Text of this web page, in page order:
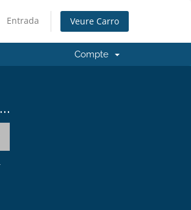
Entrada Veure Carro
Compte